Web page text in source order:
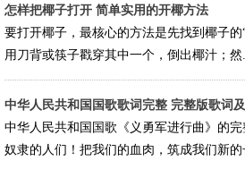
怎样把椰子打开 简单实用的开椰方法
要打开椰子，最核心的方法是先找到椰子的
用刀背或筷子戳穿其中一个，倒出椰汁；然
中华人民共和国国歌歌词完整 完整版歌词
中华人民共和国国歌《义勇军进行曲》的
奴隶的人们！把我们的血肉，筑成我们新的